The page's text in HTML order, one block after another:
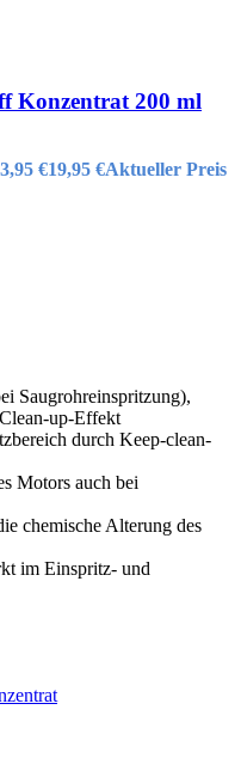
Konzentrat 200 ml
€19,95 €Aktueller Preis
Saugrohreinspritzung),
up-Effekt
durch Keep-clean-
Motors auch bei
chemische Alterung des
im Einspritz- und